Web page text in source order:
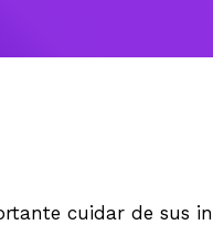
cuidar de sus